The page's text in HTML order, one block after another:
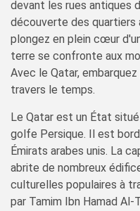
devant les rues antiques
découverte des quartiers
plongez en plein cœur
terre se confronte aux
Avec le Qatar,
travers le temps.
Le Qatar est un État
golfe Persique. Il est
Émirats arabes unis. La
abrite de nombreux
culturelles populaires à
par Tamim Ibn Hamad